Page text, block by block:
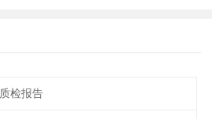
质检报告